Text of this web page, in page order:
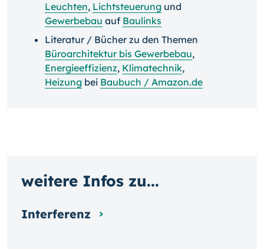
Leuchten, Lichtsteuerung und
Gewerbebau auf Baulinks
Literatur / Bücher zu den Themen
Büroarchitektur bis Gewerbebau,
Energieeffizienz, Klimatechnik,
Heizung bei Baubuch / Amazon.de
weitere Infos zu...
Interferenz